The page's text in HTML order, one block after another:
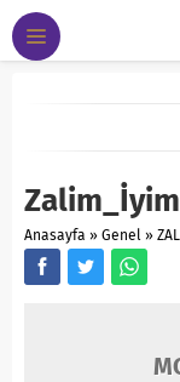
Anasayfa » Genel »